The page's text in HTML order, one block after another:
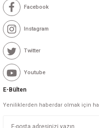
Facebook
Instagram
Twitter
Youtube
E-Bülten
Yeniliklerden haberdar olmak için